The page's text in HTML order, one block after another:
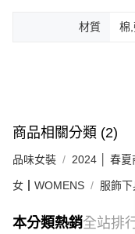
材質 棉
商品相關分類 (2)
品味女裝 2024 │ 春夏
女┃WOMENS 服飾
本分類熱銷全站排